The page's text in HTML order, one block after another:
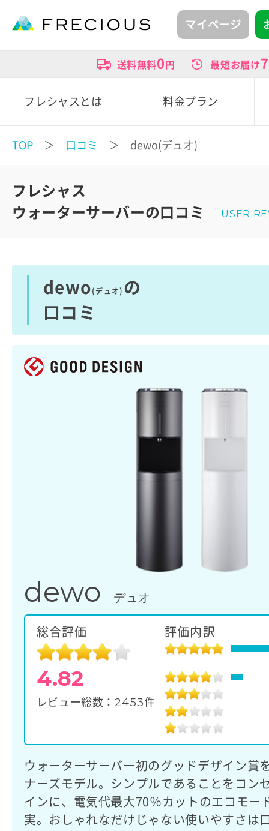
マイページ
送料無料0 円 最短お届け7
フレシャスとは 料金プラン
TOP ＞ 口コミ ＞ dewo(デュオ)
フレシャス
ウォーターサーバーの口コミ
USER
dewo (デュオ) の
口コミ
dewo デュオ
総合評価
4.82
レビュー総数： 2453件
評価内訳
ウォーターサーバー初のグッドデザイン賞
ナーズモデル。シンプルであることをコン
インに、電気代最大70％カットのエコモー
実。おしゃれなだけじゃない使いやすさは